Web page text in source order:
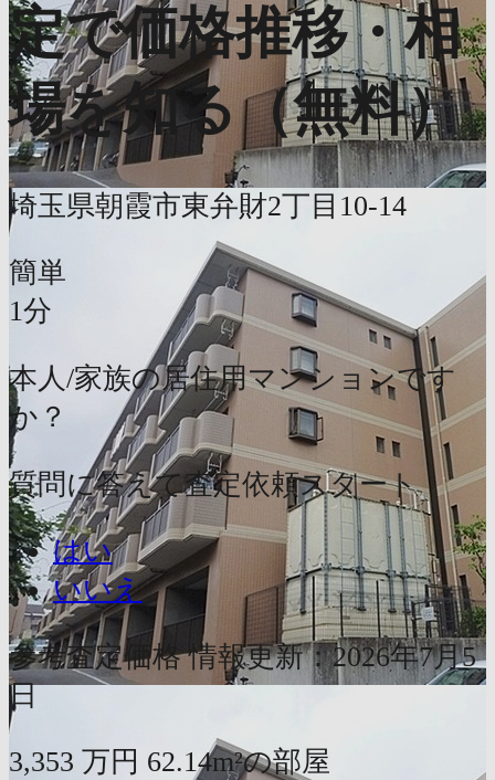
定で価格推移・相
場を知る（無料）
埼玉県朝霞市東弁財2丁目10-14
簡単
1分
本人/家族の居住用マンションです
か？
質問に答えて査定依頼スタート
はい
いいえ
参考査定価格 情報更新：2026年7月5
日
3,353 万円 62.14m²の部屋